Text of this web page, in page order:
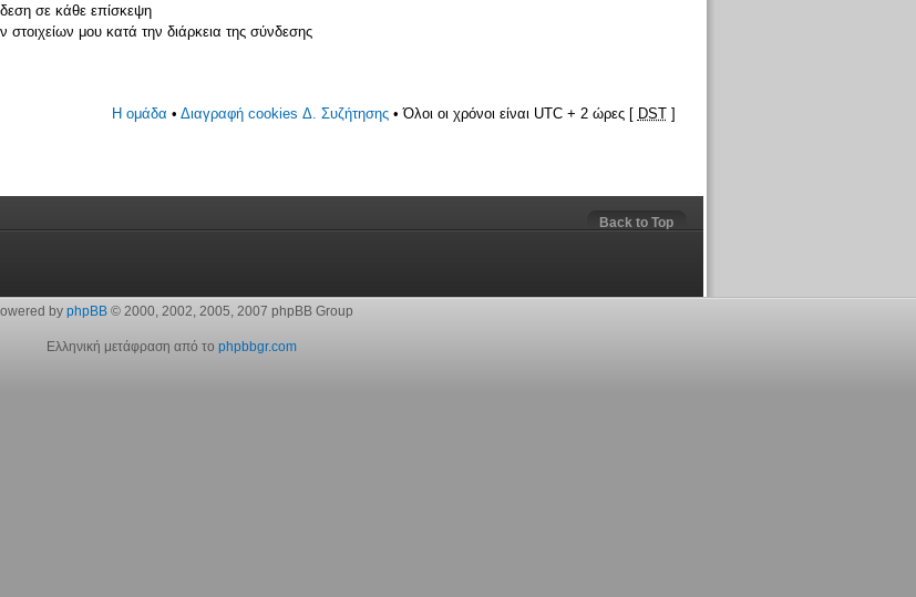
σε κάθε επίσκεψη
μου κατά την διάρκεια της σύνδεσης
Η ομάδα • Διαγραφή cookies Δ. Συζήτησης• Όλοι οι χρόνοι είναι UTC + 2 ώρες [ DST]
Back to Top
by phpBB© 2000, 2002, 2005, 2007 phpBB Group
Ελληνική μετάφραση από το phpbbgr.com